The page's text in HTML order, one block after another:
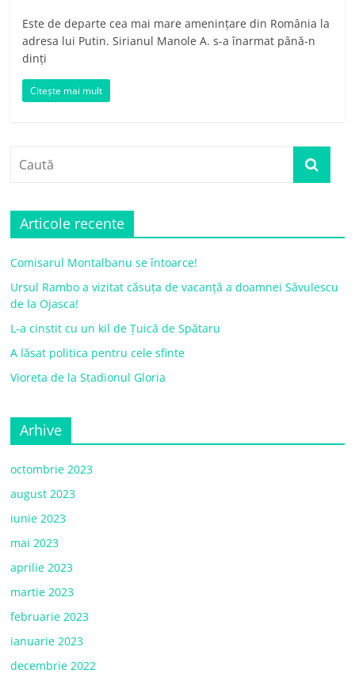
Este de departe cea mai mare amenințare din România la
adresa lui Putin. Sirianul Manole A. s-a înarmat până-n
dinți
Citește mai mult
Articole recente
Comisarul Montalbanu se întoarce!
Ursul Rambo a vizitat căsuța de vacanță a doamnei Săvulescu
de la Ojasca!
L-a cinstit cu un kil de Țuică de Spătaru
A lăsat politica pentru cele sfinte
Vioreta de la Stadionul Gloria
Arhive
octombrie 2023
august 2023
iunie 2023
mai 2023
aprilie 2023
martie 2023
februarie 2023
ianuarie 2023
decembrie 2022